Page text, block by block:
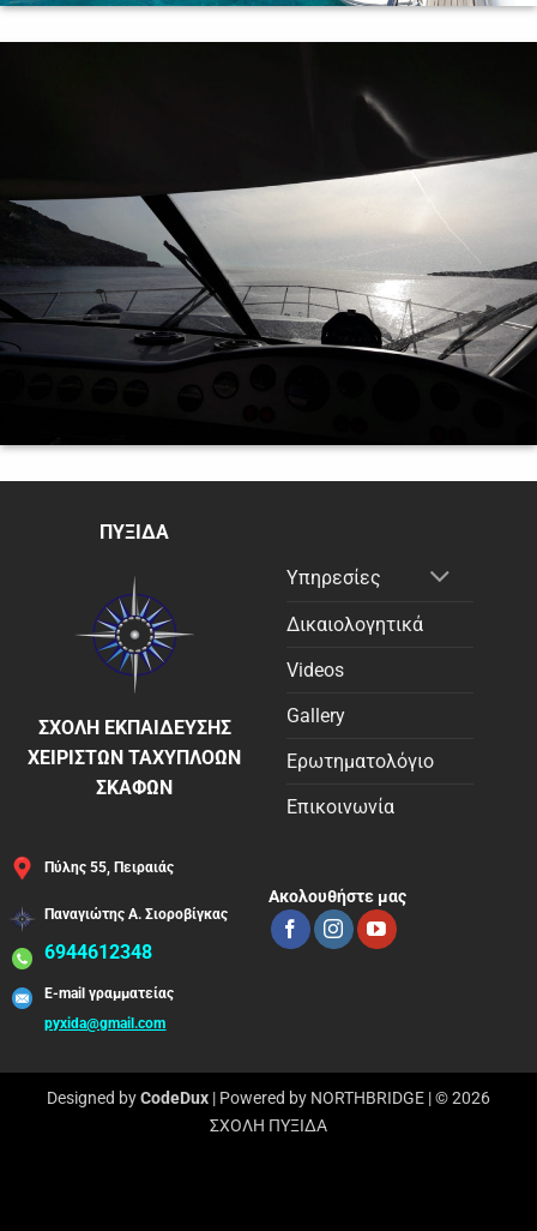
ΠΥΞΙΔΑ
ΣΧΟΛΗ ΕΚΠΑΙΔΕΥΣΗΣ
ΧΕΙΡΙΣΤΩΝ ΤΑΧΥΠΛΟΩΝ
ΣΚΑΦΩΝ
Υπηρεσίες
Δικαιολογητικά
Videos
Gallery
Ερωτηματολόγιο
Επικοινωνία
Πύλης 55, Πειραιάς
Παναγιώτης Α. Σιοροβίγκας
6944612348
E-mail γραμματείας
pyxida@gmail.com
Ακολουθήστε μας
Designed byCodeDux | Powered by NORTHBRIDGE | © 2026
ΣΧΟΛΗ ΠΥΞΙΔΑ